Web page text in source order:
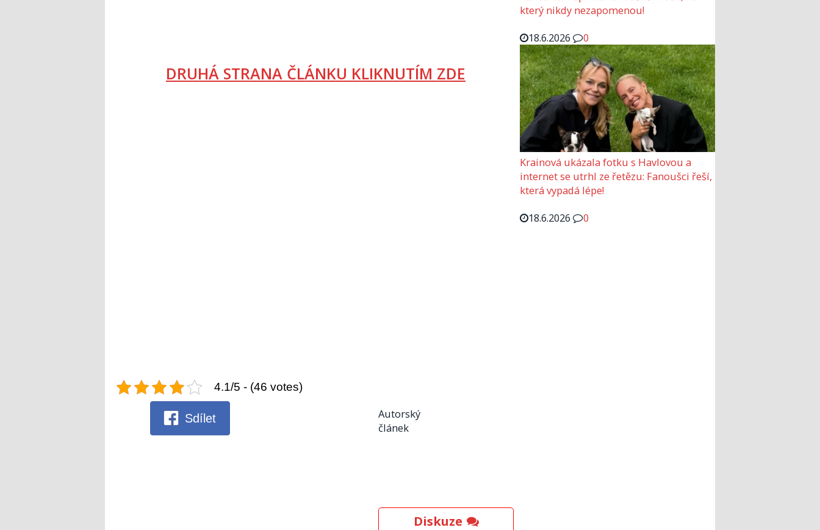
DRUHÁ STRANA ČLÁNKU KLIKNUTÍM ZDE
4.1/5 - (46 votes)
Sdílet
Autorský
článek
Diskuze
který nikdy nezapomenou!
18.6.2026
0
Krainová ukázala fotku s Havlovou a
internet se utrhl ze řetězu: Fanoušci řeší,
která vypadá lépe!
18.6.2026
0